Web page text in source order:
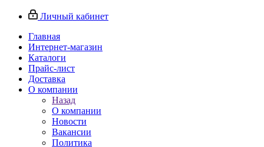
Личный кабинет
Главная
Интернет-магазин
Каталоги
Прайс-лист
Доставка
О компании
Назад
О компании
Новости
Вакансии
Политика